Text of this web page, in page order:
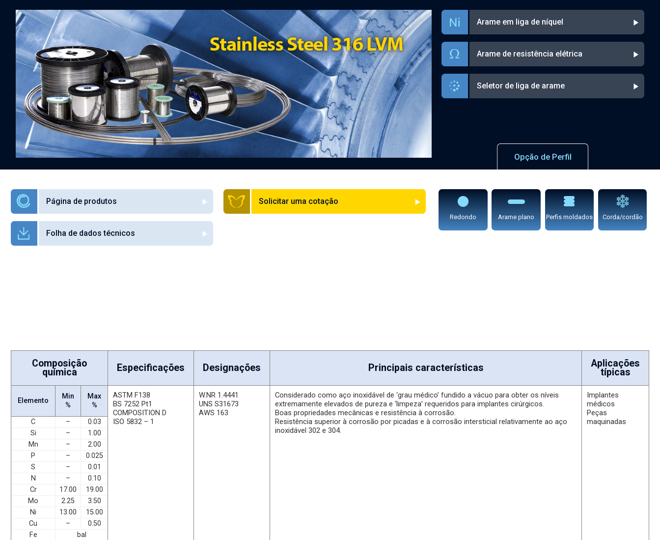
Arame em liga de níquel
Arame de resistência elétrica
Seletor de liga de arame
Página de produtos Solicitar uma cotação
Folha de dados técnicos
Opção de Perfil
Redondo Arame plano Perfis moldados Corda/cordão
Composição
química Especificações Designações Principais características Aplicações
típicas
Elemento
Min
%
Max
%
C
–
0.03
Si
–
1.00
Mn
–
2.00
P
–
0.025
S
–
0.01
N
–
0.10
Cr
17.00
19.00
Mo
2.25
3.50
Ni
13.00
15.00
Cu
–
0.50
Fe
bal
ASTM F138
BS 7252 Pt1
COMPOSITION D
ISO 5832 – 1
W.NR 1.4441
UNS S31673
AWS 163
Considerado como aço inoxidável de ‘grau médico’ fundido a vácuo para obter os níveis
extremamente elevados de pureza e ‘limpeza’ requeridos para implantes cirúrgicos.
Boas propriedades mecânicas e resistência à corrosão.
Resistência superior à corrosão por picadas e à corrosão intersticial relativamente ao aço
inoxidável 302 e 304.
Implantes
médicos
Peças
maquinadas